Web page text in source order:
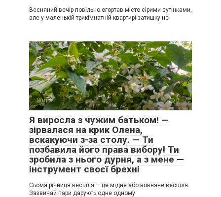
Весняний вечір повільно огортав місто сірими сутінками,
але у маленькій трикімнатній квартирі затишку не
Життя 0
Я виросла з чужим батьком! —
зірвалася на крик Олена,
вскакуючи з-за столу. — Ти
позбавила його права вибору! Ти
зробила з нього дурня, а з мене —
інструмент своєї брехні
Сьома річниця весілля — це мідне або вовняне весілля.
Зазвичай пари дарують одне одному